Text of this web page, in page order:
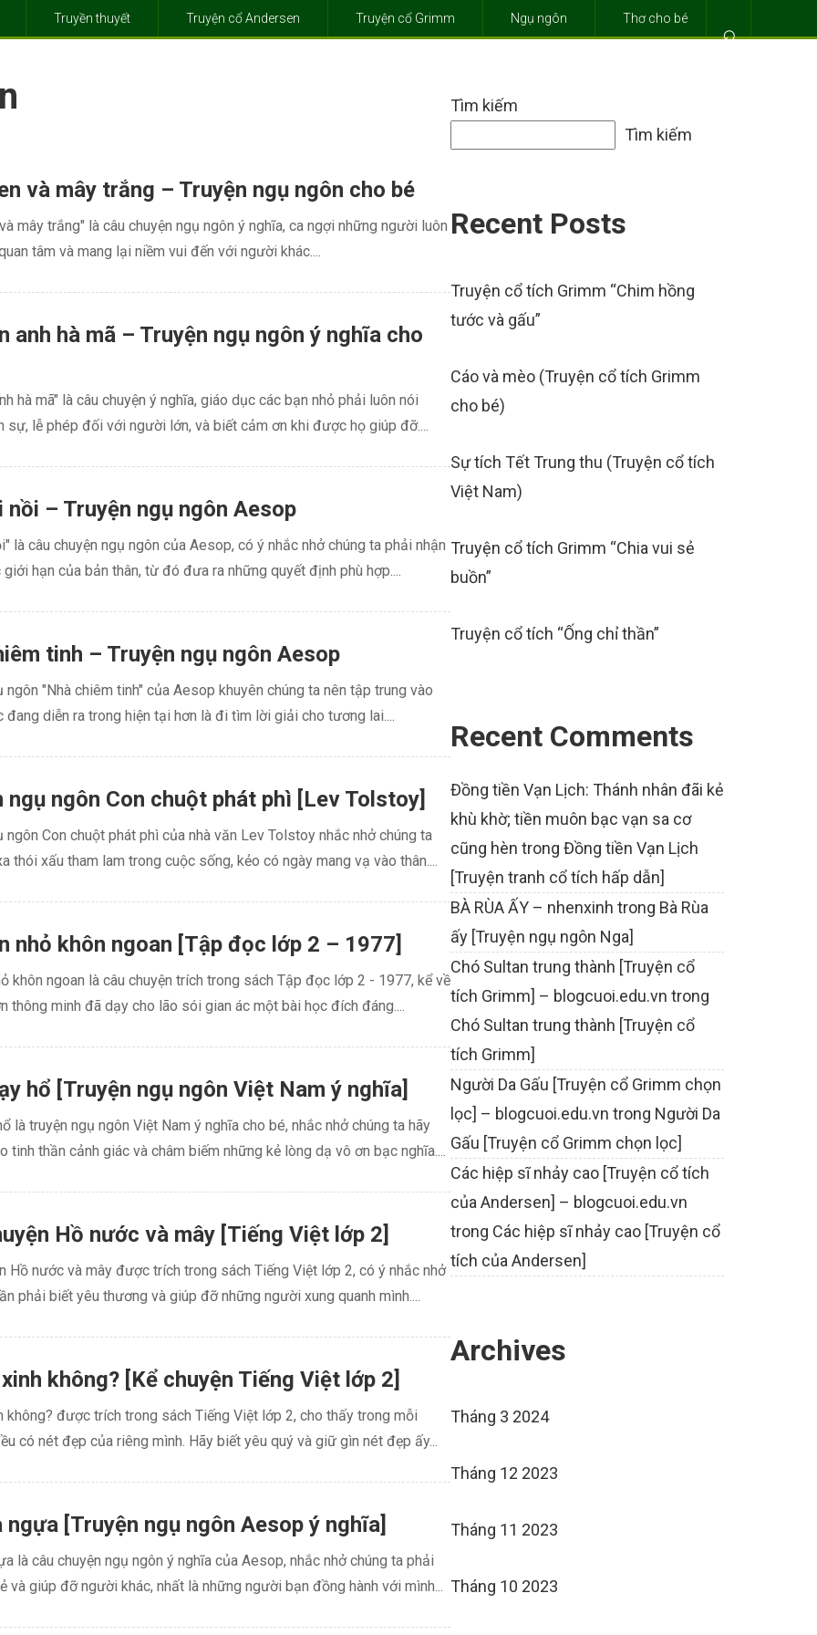
⌕
Truyền thuyết Truyện cổ Andersen Truyện cổ Grimm Ngụ ngôn Thơ cho bé
và mây trắng – Truyện ngụ ngôn cho bé
mây trắng" là câu chuyện ngụ ngôn ý nghĩa, ca ngợi những người luôn
tâm và mang lại niềm vui đến với người khác....
anh hà mã – Truyện ngụ ngôn ý nghĩa cho
hà mã" là câu chuyện ý nghĩa, giáo dục các bạn nhỏ phải luôn nói
sự, lễ phép đối với người lớn, và biết cảm ơn khi được họ giúp đỡ....
nồi – Truyện ngụ ngôn Aesop
là câu chuyện ngụ ngôn của Aesop, có ý nhắc nhở chúng ta phải nhận
hạn của bản thân, từ đó đưa ra những quyết định phù hợp....
tinh – Truyện ngụ ngôn Aesop
ngôn "Nhà chiêm tinh" của Aesop khuyên chúng ta nên tập trung vào
đang diễn ra trong hiện tại hơn là đi tìm lời giải cho tương lai....
ngụ ngôn Con chuột phát phì [Lev Tolstoy]
ngôn Con chuột phát phì của nhà văn Lev Tolstoy nhắc nhở chúng ta
thói xấu tham lam trong cuộc sống, kẻo có ngày mang vạ vào thân....
nhỏ khôn ngoan [Tập đọc lớp 2 – 1977]
khôn ngoan là câu chuyện trích trong sách Tập đọc lớp 2 - 1977, kể về
thông minh đã dạy cho lão sói gian ác một bài học đích đáng....
hổ [Truyện ngụ ngôn Việt Nam ý nghĩa]
là truyện ngụ ngôn Việt Nam ý nghĩa cho bé, nhắc nhở chúng ta hãy
tinh thần cảnh giác và châm biếm những kẻ lòng dạ vô ơn bạc nghĩa....
Hồ nước và mây [Tiếng Việt lớp 2]
Hồ nước và mây được trích trong sách Tiếng Việt lớp 2, có ý nhắc nhở
phải biết yêu thương và giúp đỡ những người xung quanh mình....
không? [Kể chuyện Tiếng Việt lớp 2]
không? được trích trong sách Tiếng Việt lớp 2, cho thấy trong mỗi
có nét đẹp của riêng mình. Hãy biết yêu quý và giữ gìn nét đẹp ấy...
ngựa [Truyện ngụ ngôn Aesop ý nghĩa]
là câu chuyện ngụ ngôn ý nghĩa của Aesop, nhắc nhở chúng ta phải
và giúp đỡ người khác, nhất là những người bạn đồng hành với mình...
Tìm kiếm
Tìm kiếm
Recent Posts
Truyện cổ tích Grimm “Chim hồng
tước và gấu”
Cáo và mèo (Truyện cổ tích Grimm
cho bé)
Sự tích Tết Trung thu (Truyện cổ tích
Việt Nam)
Truyện cổ tích Grimm “Chia vui sẻ
buồn”
Truyện cổ tích “Ống chỉ thần”
Recent Comments
Đồng tiền Vạn Lịch: Thánh nhân đãi kẻ
khù khờ; tiền muôn bạc vạn sa cơ
cũng hèn trong Đồng tiền Vạn Lịch
[Truyện tranh cổ tích hấp dẫn]
BÀ RÙA ẤY – nhenxinh trong Bà Rùa
ấy [Truyện ngụ ngôn Nga]
Chó Sultan trung thành [Truyện cổ
tích Grimm] – blogcuoi.edu.vn trong
Chó Sultan trung thành [Truyện cổ
tích Grimm]
Người Da Gấu [Truyện cổ Grimm chọn
lọc] – blogcuoi.edu.vn trong Người Da
Gấu [Truyện cổ Grimm chọn lọc]
Các hiệp sĩ nhảy cao [Truyện cổ tích
của Andersen] – blogcuoi.edu.vn
trong Các hiệp sĩ nhảy cao [Truyện cổ
tích của Andersen]
Archives
Tháng 3 2024
Tháng 12 2023
Tháng 11 2023
Tháng 10 2023